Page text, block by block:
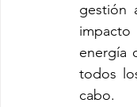
gestión
energía
todos
cabo.